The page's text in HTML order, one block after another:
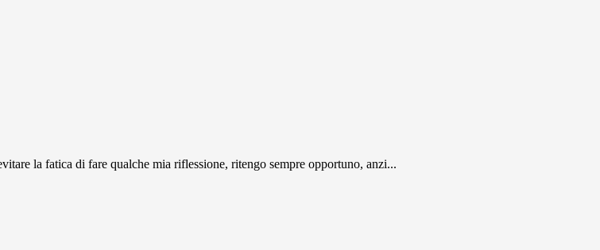
la fatica di fare qualche mia riflessione, ritengo sempre opportuno, anzi...